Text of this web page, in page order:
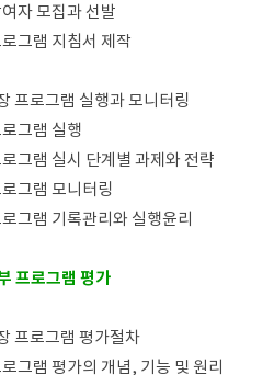
자 모집과 선발
그램 지침서 제작
프로그램 실행과 모니터링
그램 실행
로그램 실시 단계별 과제와 전략
그램 모니터링
로그램 기록관리와 실행윤리
프로그램 평가
프로그램 평가절차
로그램 평가의 개념, 기능 및 원리